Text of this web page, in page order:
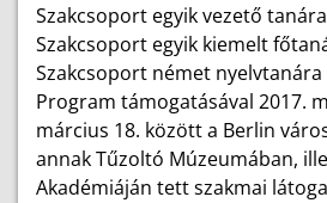
Szakcsoport egyik vezető
Szakcsoport egyik kiemelt
Szakcsoport német nyelvtanára
Program támogatásával 2017.
március 18. között a Berlin
annak Tűzoltó Múzeumában,
Akadémiáján tett szakmai